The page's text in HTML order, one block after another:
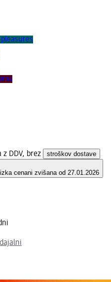
z DDV, brez stroškov dostave
cenani zvišana od 27.01.2026